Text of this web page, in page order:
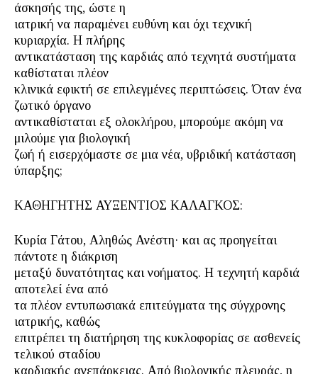
άσκησής της, ώστε η
ιατρική να παραμένει ευθύνη και όχι τεχνική
κυριαρχία. Η πλήρης
αντικατάσταση της καρδιάς από τεχνητά συστήματα
καθίσταται πλέον
κλινικά εφικτή σε επιλεγμένες περιπτώσεις. Όταν ένα
ζωτικό όργανο
αντικαθίσταται εξ ολοκλήρου, μπορούμε ακόμη να
μιλούμε για βιολογική
ζωή ή εισερχόμαστε σε μια νέα, υβριδική κατάσταση
ύπαρξης;
ΚΑΘΗΓΗΤΗΣ ΑΥΞΕΝΤΙΟΣ ΚΑΛΑΓΚΟΣ:
Κυρία Γάτου, Αληθώς Ανέστη· και ας προηγείται
πάντοτε η διάκριση
μεταξύ δυνατότητας και νοήματος. Η τεχνητή καρδιά
αποτελεί ένα από
τα πλέον εντυπωσιακά επιτεύγματα της σύγχρονης
ιατρικής, καθώς
επιτρέπει τη διατήρηση της κυκλοφορίας σε ασθενείς
τελικού σταδίου
καρδιακής ανεπάρκειας. Από βιολογικής πλευράς, η